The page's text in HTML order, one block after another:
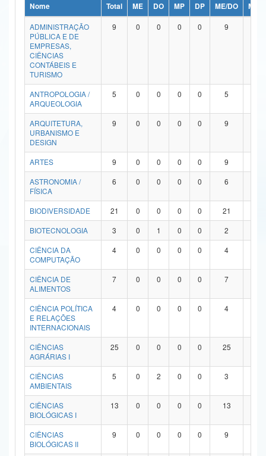
Ministério da Ciência, Tecnologia, Inovações e Comunicações
Ministério do Meio Ambiente
Ministério do Turismo
Ministério do Desenvolvimento Regional
Controladoria-Geral da União
Ministério da Mulher, da Família e dos Direitos Humanos
Secretaria de Governo
Advocacia-Geral da União
Banco Central do Brasil
Nome Total ME DO MP DP ME/DO
MP/
ADMINISTRAÇÃO
PÚBLICA E DE
EMPRESAS,
CIÊNCIAS
CONTÁBEIS E
TURISMO
9 0 0 0 0 9
ANTROPOLOGIA /
ARQUEOLOGIA
5 0 0 0 0 5
ARQUITETURA,
URBANISMO E
DESIGN
9 0 0 0 0 9
ARTES 9 0 0 0 0 9
ASTRONOMIA /
FÍSICA
6 0 0 0 0 6
BIODIVERSIDADE 21 0 0 0 0 21
BIOTECNOLOGIA
3 0 1 0 0 2
CIÊNCIA DA
COMPUTAÇÃO
4 0 0 0 0 4
CIÊNCIA DE
ALIMENTOS
7 0 0 0 0 7
CIÊNCIA POLÍTICA
E RELAÇÕES
INTERNACIONAIS
4 0 0 0 0 4
CIÊNCIAS
AGRÁRIAS I
25 0 0 0 0 25
CIÊNCIAS
AMBIENTAIS
5 0 2 0 0 3
CIÊNCIAS
BIOLÓGICAS I
13 0 0 0 0 13
CIÊNCIAS
BIOLÓGICAS II
9 0 0 0 0 9